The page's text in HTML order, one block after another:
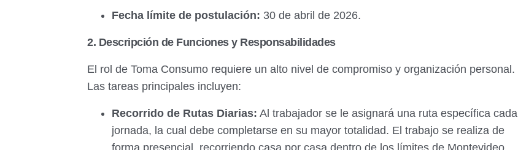
Fecha límite de postulación: 30 de abril de 2026.
2. Descripción de Funciones y Responsabilidades
El rol de Toma Consumo requiere un alto nivel de compromiso y organización personal.
Las tareas principales incluyen:
Recorrido de Rutas Diarias: Al trabajador se le asignará una ruta específica cada
jornada, la cual debe completarse en su mayor totalidad. El trabajo se realiza de
forma presencial, recorriendo casa por casa dentro de los límites de Montevideo.